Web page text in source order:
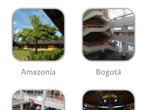
Amazonía Bogotá